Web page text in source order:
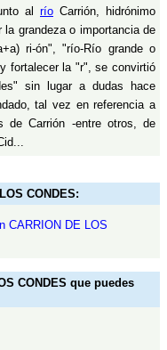
al río Carrión, hidrónimo
grandeza o importancia de
ri-ón", "río-Río grande o
fortalecer la "r", se convirtió
sin lugar a dudas hace
tal vez en referencia a
Carrión -entre otros, de
CONDES:
CARRION DE LOS
CONDES que puedes